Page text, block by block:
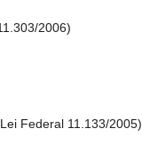
2006)
Federal 11.133/2005)